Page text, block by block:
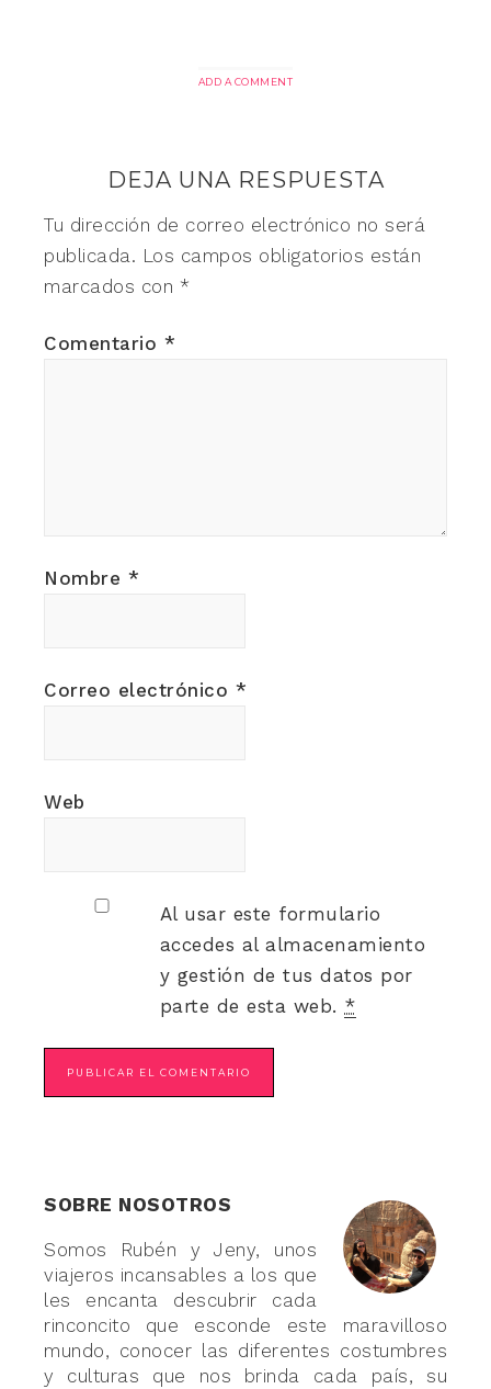
ADD A COMMENT
DEJA UNA RESPUESTA
Tu dirección de correo electrónico no será
publicada. Los campos obligatorios están
marcados con *
Comentario *
Nombre *
Correo electrónico *
Web
Al usar este formulario
accedes al almacenamiento
y gestión de tus datos por
parte de esta web. *
SOBRE NOSOTROS
Somos Rubén y Jeny, unos
viajeros incansables a los que
les encanta descubrir cada
rinconcito que esconde este maravilloso
mundo, conocer las diferentes costumbres
y culturas que nos brinda cada país, su